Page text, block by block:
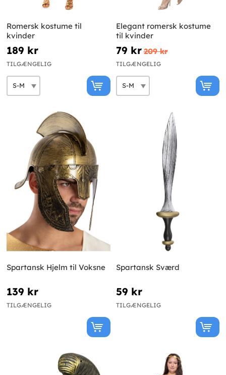
Romersk kostume til
kvinder
189 kr
TILGÆNGELIG
Elegant romersk kostume
til kvinder
79 kr 209 kr
TILGÆNGELIG
Spartansk Hjelm til Voksne
139 kr
TILGÆNGELIG
Spartansk Sværd
59 kr
TILGÆNGELIG